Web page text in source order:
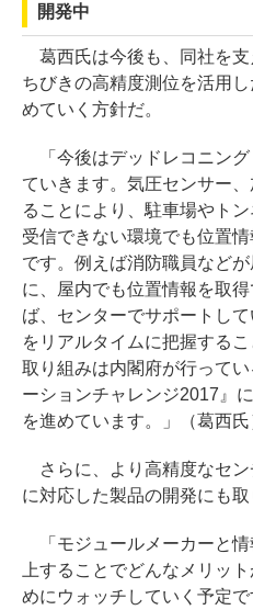
開発中
葛西氏は今後も、同社を支
ちびきの高精度測位を活用
めていく方針だ。
「今後はデッドレコニング
ていきます。気圧センサー
ることにより、駐車場やト
受信できない環境でも位置
です。例えば消防職員など
に、屋内でも位置情報を取
ば、センターでサポートし
をリアルタイムに把握する
取り組みは内閣府が行って
ーションチャレンジ2017』
を進めています。」（葛西氏
さらに、より高精度なセン
に対応した製品の開発にも取
「モジュールメーカーと情
上することでどんなメリッ
めにウォッチしていく予定